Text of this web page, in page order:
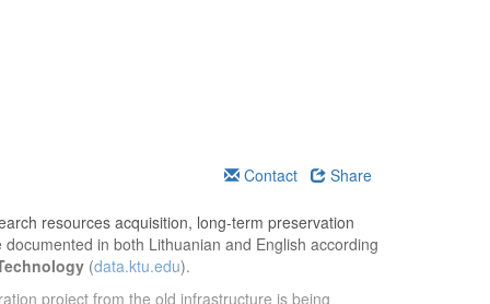
Contact Share
resources acquisition, long-term preservation
in both Lithuanian and English according
(data.ktu.edu).
project from the old infrastructure is being